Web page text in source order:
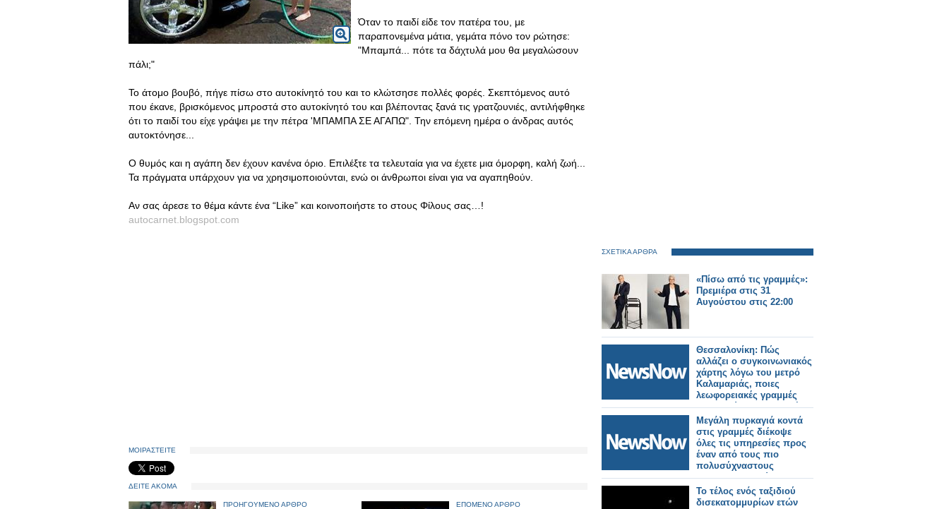
Όταν το παιδί είδε τον πατέρα του, με
παραπονεμένα μάτια, γεμάτα πόνο τον ρώτησε:
"Μπαμπά... πότε τα δάχτυλά μου θα μεγαλώσουν
πάλι;"
Το άτομο βουβό, πήγε πίσω στο αυτοκίνητό του και το κλώτσησε πολλές φορές. Σκεπτόμενος αυτό
που έκανε, βρισκόμενος μπροστά στο αυτοκίνητό του και βλέποντας ξανά τις γρατζουνιές, αντιλήφθηκε
ότι το παιδί του είχε γράψει με την πέτρα 'ΜΠΑΜΠΑ ΣΕ ΑΓΑΠΩ". Την επόμενη ημέρα ο άνδρας αυτός
αυτοκτόνησε...
Ο θυμός και η αγάπη δεν έχουν κανένα όριο. Επιλέξτε τα τελευταία για να έχετε μια όμορφη, καλή ζωή...
Τα πράγματα υπάρχουν για να χρησιμοποιούνται, ενώ οι άνθρωποι είναι για να αγαπηθούν.
Αν σας άρεσε το θέμα κάντε ένα “Like” και κοινοποιήστε το στους Φίλους σας…!
autocarnet.blogspot.com
ΜΟΙΡΑΣΤΕΙΤΕ
ΔΕΙΤΕ ΑΚΟΜΑ
ΠΡΟΗΓΟΥΜΕΝΟ ΑΡΘΡΟ ΕΠΟΜΕΝΟ ΑΡΘΡΟ
ΣΧΕΤΙΚΑ ΑΡΘΡΑ
«Πίσω από τις γραμμές»:
Πρεμιέρα στις 31
Αυγούστου στις 22:00
Θεσσαλονίκη: Πώς
αλλάζει ο συγκοινωνιακός
χάρτης λόγω του μετρό
Καλαμαριάς, ποιες
λεωφορειακές γραμμές
καταργούνται, ποιες νέες
θα λειτουργήσουν, ποιες
αλλάζουν.
Μεγάλη πυρκαγιά κοντά
στις γραμμές διέκοψε
όλες τις υπηρεσίες προς
έναν από τους πιο
πολυσύχναστους
σιδηροδρομικούς
σταθμούς του Λονδίνου.
Το τέλος ενός ταξιδιού
δισεκατομμυρίων ετών